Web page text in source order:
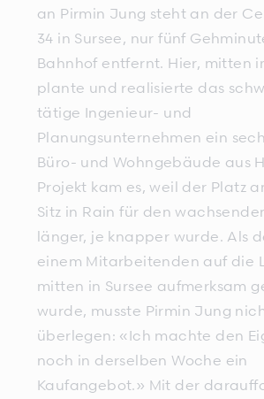
an Pirmin Jung steht an der
34 in Sursee, nur fünf
Bahnhof entfernt. Hier, mitten
plante und realisierte das
tätige Ingenieur- und
Planungsunternehmen ein
Büro- und Wohngebäude aus
Projekt kam es, weil der Platz
Sitz in Rain für den
länger, je knapper wurde. Als
einem Mitarbeitenden auf die
mitten in Sursee aufmerksam
wurde, musste Pirmin Jung
überlegen: «Ich machte den
noch in derselben Woche ein
Kaufangebot.» Mit der